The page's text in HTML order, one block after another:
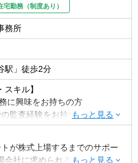
宅勤務（制度あり）
務所
駅」徒歩2分
スキル】
に興味をお持ちの方
監査経験をお持ちの方
ロジェクトマネジメントスキ
ケーションスキル
が株式上場するまでのサポー
会社に求められる内部統制の構